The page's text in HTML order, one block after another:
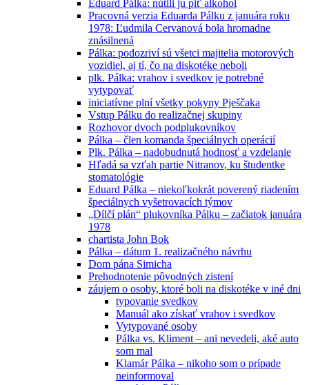
Eduard Pálka: nútili ju piť alkohol
Pracovná verzia Eduarda Pálku z januára roku
1978: Ľudmila Cervanová bola hromadne
znásilnená
Pálka: podozriví sú všetci majitelia motorových
vozidiel, aj tí, čo na diskotéke neboli
plk. Pálka: vrahov i svedkov je potrebné
vytypovať
iniciatívne plní všetky pokyny Pješčaka
Vstup Pálku do realizačnej skupiny
Rozhovor dvoch podplukovníkov
Pálka – člen komanda špeciálnych operácií
Plk. Pálka – nadobudnutá hodnosť a vzdelanie
Hľadá sa vzťah partie Nitranov, ku študentke
stomatológie
Eduard Pálka – niekoľkokrát poverený riadením
špeciálnych vyšetrovacích týmov
„Dílčí plán“ plukovníka Pálku – začiatok januára
1978
chartista John Bok
Pálka – dátum 1. realizačného návrhu
Dom pána Simicha
Prehodnotenie pôvodných zistení
záujem o osoby, ktoré boli na diskotéke v iné dni
typovanie svedkov
Manuál ako získať vrahov i svedkov
Vytypované osoby
Pálka vs. Kliment – ani nevedeli, aké auto
som mal
Klamár Pálka – nikoho som o prípade
neinformoval